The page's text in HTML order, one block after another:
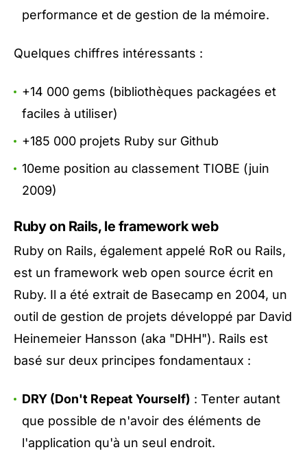
performance et de gestion de la mémoire.
Quelques chiffres intéressants :
+14 000 gems (bibliothèques packagées et
faciles à utiliser)
+185 000 projets Ruby sur Github
10eme position au classement TIOBE (juin
2009)
Ruby on Rails, le framework web
Ruby on Rails, également appelé RoR ou Rails,
est un framework web open source écrit en
Ruby. Il a été extrait de Basecamp en 2004, un
outil de gestion de projets développé par David
Heinemeier Hansson (aka "DHH"). Rails est
basé sur deux principes fondamentaux :
DRY (Don't Repeat Yourself) : Tenter autant
que possible de n'avoir des éléments de
l'application qu'à un seul endroit.